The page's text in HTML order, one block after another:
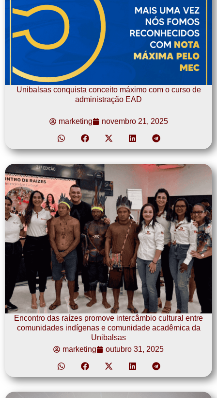
Unibalsas conquista conceito máximo com o curso de
administração EAD
marketing novembro 21, 2025
Encontro das raízes promove intercâmbio cultural entre
comunidades indígenas e comunidade acadêmica da
Unibalsas
marketing
outubro 31, 2025